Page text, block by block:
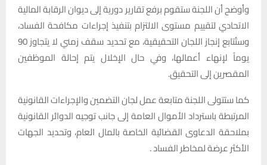
وأوضح أن اللجنة ستقوم برفع تقارير دورية إلى ديوان الرقابة المالية
الاتحادي لتقييم مستوى الالتزام بتنفيذ إجراءات مكافحة الفساد،
وستُتابع إنجاز اللجان التحقيقية، مع تحديد سقف زمني لا يتجاوز 90
يوماً لإنهاء أعمالها، وفي حال الإخلال يتم إحالة الموظفين
المقصرين إلى التحقيق.
كما ستتولى اللجنة متابعة عمل لجان التضمين والإجراءات القانونية
المرتبطة باسترداد الأموال العامة إلى جانب توجيه الدوائر القانونية
بملاحقة الدعاوى القضائية الخاصة بالمال العام، وتحديد الجهات
الأكثر عرضة لمخاطر الفساد .